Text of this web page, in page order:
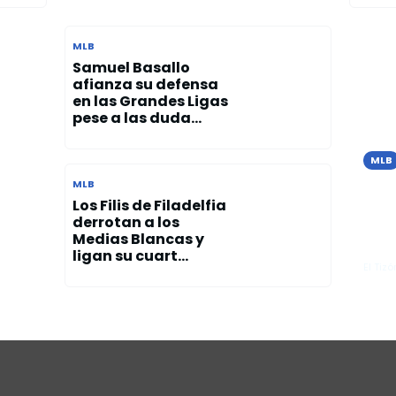
MLB
Samuel Basallo
afianza su defensa
en las Grandes Ligas
pese a las duda...
MLB
Los Filis de Filadelfia
derrotan a los
Medias Blancas y
ligan su cuart...
MLB